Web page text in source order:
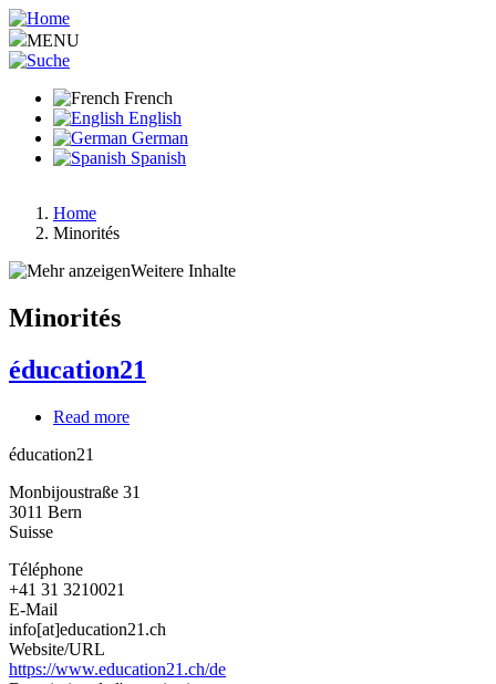
Aller
au
contenu
MENU
French
English
German
Spanish
Fil
d'Ariane
Home
Minorités
Weitere Inhalte
Minorités
éducation21
Read more
éducation21
Monbijoustraße 31
3011 Bern
Suisse
Téléphone
+41 31 3210021
E-Mail
info[at]education21.ch
Website/URL
https://www.education21.ch/de